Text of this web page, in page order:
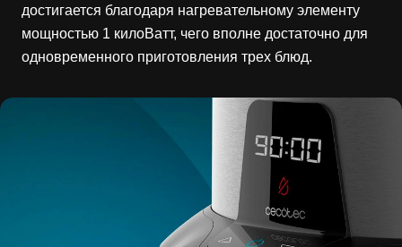
достигается благодаря нагревательному элементу
мощностью 1 килоВатт, чего вполне достаточно для
одновременного приготовления трех блюд.